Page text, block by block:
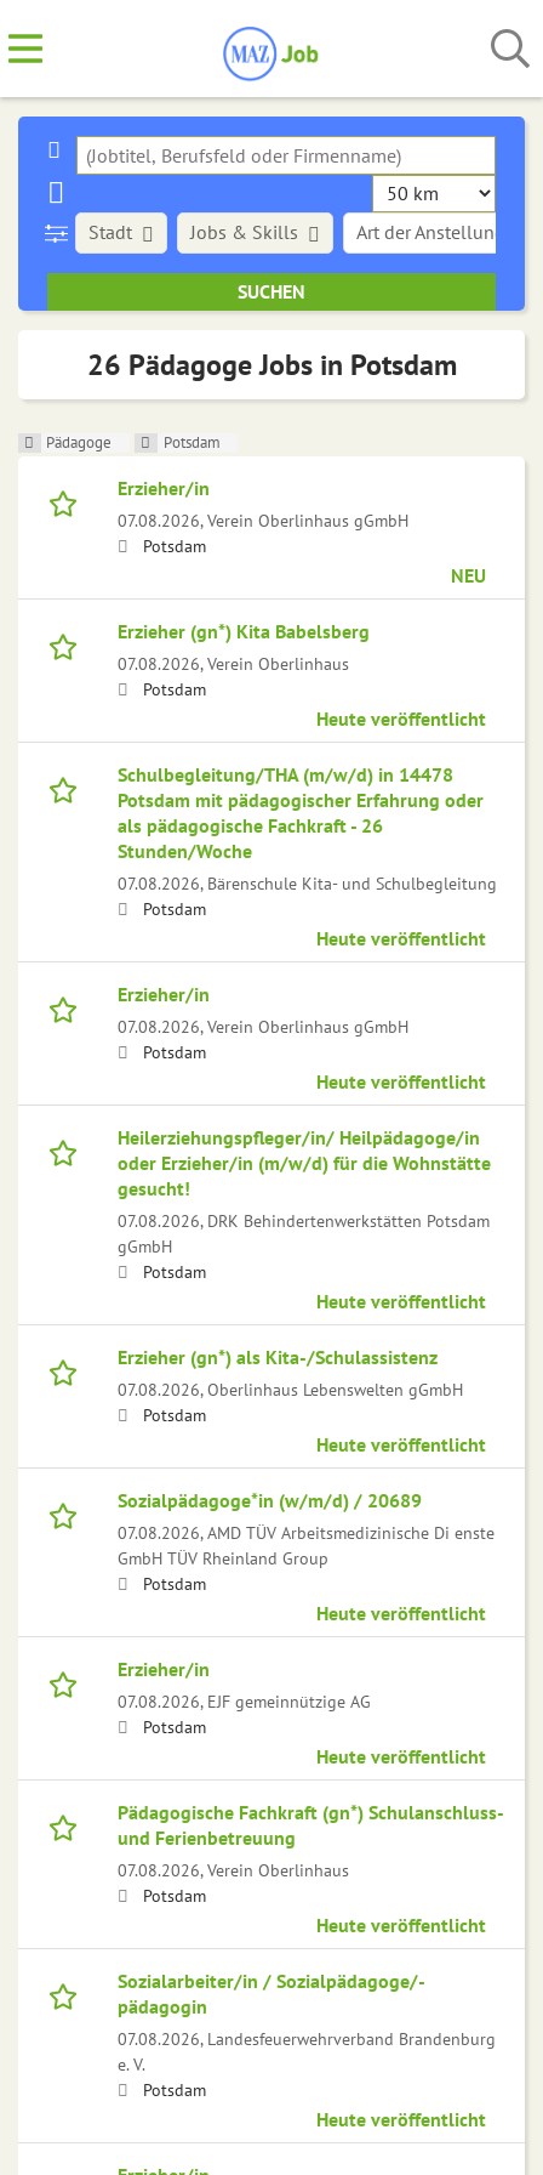
Stadt Art der Anstellung
Jobs & Skills
26 Pädagoge Jobs in Potsdam
Pädagoge Potsdam
Erzieher/in
07.08.2026,Verein Oberlinhaus gGmbH
Potsdam
NEU
Erzieher (gn*) Kita Babelsberg
07.08.2026,Verein Oberlinhaus
Potsdam
Heute veröffentlicht
Schulbegleitung/THA (m/w/d) in 14478
Potsdam mit pädagogischer Erfahrung oder
als pädagogische Fachkraft - 26
Stunden/Woche
07.08.2026, Bärenschule Kita- und Schulbegleitung
Potsdam
Heute veröffentlicht
Erzieher/in
07.08.2026,Verein Oberlinhaus gGmbH
Potsdam
Heute veröffentlicht
Heilerziehungspfleger/in/ Heilpädagoge/in
oder Erzieher/in (m/w/d) für die Wohnstätte
gesucht!
07.08.2026, DRK Behindertenwerkstätten Potsdam
gGmbH
Potsdam
Heute veröffentlicht
Erzieher (gn*) als Kita-/Schulassistenz
07.08.2026,Oberlinhaus Lebenswelten gGmbH
Potsdam
Heute veröffentlicht
Sozialpädagoge*in (w/m/d) / 20689
07.08.2026,AMD TÜV Arbeitsmedizinische Di enste
GmbH TÜV Rheinland Group
Potsdam
Heute veröffentlicht
Erzieher/in
07.08.2026, EJF gemeinnützige AG
Potsdam
Heute veröffentlicht
Pädagogische Fachkraft (gn*) Schulanschluss-
und Ferienbetreuung
07.08.2026,Verein Oberlinhaus
Potsdam
Heute veröffentlicht
Sozialarbeiter/in / Sozialpädagoge/-
pädagogin
07.08.2026, Landesfeuerwehrverband Brandenburg
e. V.
Potsdam
Heute veröffentlicht